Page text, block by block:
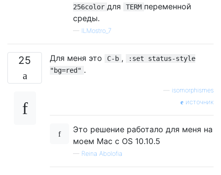
256color для TERM переменной
среды.
— ILMostro_7
25 Для меня это C-b ,
:set status-style
"bg=red" .
isomorphismes
источник
Это решение работало для меня на
моем Mac с OS 10.10.5
— Reina Abolofia